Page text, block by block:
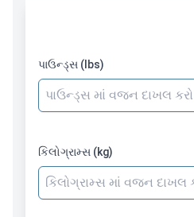
પાઉન્ડ્સ (lbs)
પાઉન્ડ્સ માં વજન દાખલ કરો
કિલોગ્રામ્સ (kg)
કિલોગ્રામ્સ માં વજન દાખલ કરો